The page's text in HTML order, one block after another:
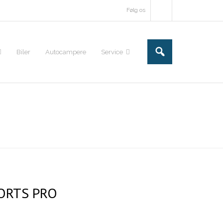
Følg os
Biler Autocampere Service
PRO